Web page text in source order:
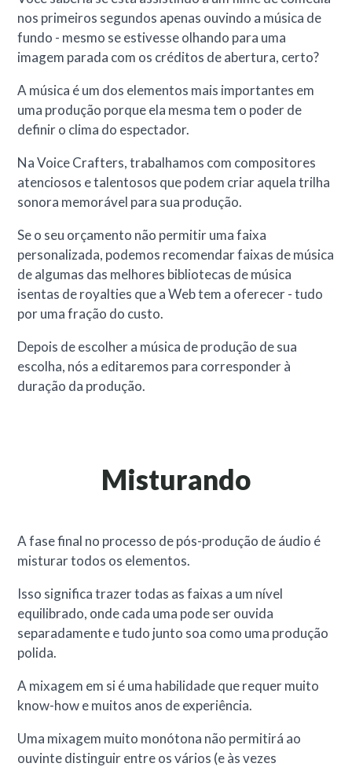
nos primeiros segundos apenas ouvindo a música de
fundo - mesmo se estivesse olhando para uma
imagem parada com os créditos de abertura, certo?
A música é um dos elementos mais importantes em
uma produção porque ela mesma tem o poder de
definir o clima do espectador.
Na Voice Crafters, trabalhamos com compositores
atenciosos e talentosos que podem criar aquela trilha
sonora memorável para sua produção.
Se o seu orçamento não permitir uma faixa
personalizada, podemos recomendar faixas de música
de algumas das melhores bibliotecas de música
isentas de royalties que a Web tem a oferecer - tudo
por uma fração do custo.
Depois de escolher a música de produção de sua
escolha, nós a editaremos para corresponder à
duração da produção.
Misturando
A fase final no processo de pós-produção de áudio é
misturar todos os elementos.
Isso significa trazer todas as faixas a um nível
equilibrado, onde cada uma pode ser ouvida
separadamente e tudo junto soa como uma produção
polida.
A mixagem em si é uma habilidade que requer muito
know-how e muitos anos de experiência.
Uma mixagem muito monótona não permitirá ao
ouvinte distinguir entre os vários (e às vezes